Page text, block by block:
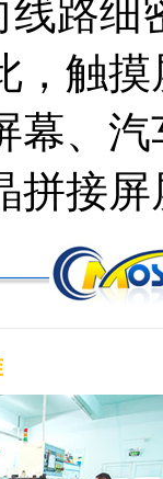
线路
，触
幕、
拼接